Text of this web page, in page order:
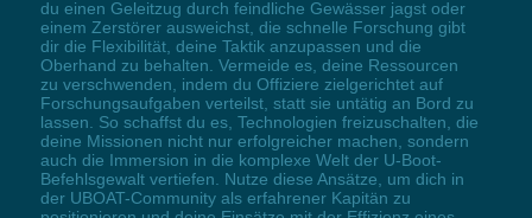
du einen Geleitzug durch feindliche Gewässer jagst oder
einem Zerstörer ausweichst, die schnelle Forschung gibt
dir die Flexibilität, deine Taktik anzupassen und die
Oberhand zu behalten. Vermeide es, deine Ressourcen
zu verschwenden, indem du Offiziere zielgerichtet auf
Forschungsaufgaben verteilst, statt sie untätig an Bord zu
lassen. So schaffst du es, Technologien freizuschalten, die
deine Missionen nicht nur erfolgreicher machen, sondern
auch die Immersion in die komplexe Welt der U-Boot-
Befehlsgewalt vertiefen. Nutze diese Ansätze, um dich in
der UBOAT-Community als erfahrener Kapitän zu